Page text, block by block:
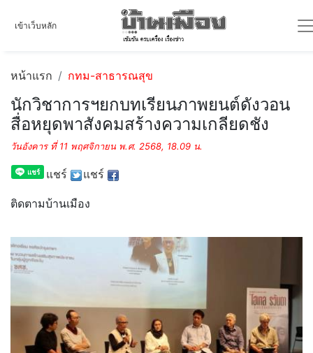
เข้าเว็บหลัก
หน้าแรก กทม-สาธารณสุข
นักวิชาการฯยกบทเรียนภาพยนต์ดังวอน
สื่อหยุดพาสังคมสร้างความเกลียดชัง
วันอังคาร ที่ 11 พฤศจิกายน พ.ศ. 2568, 18.09 น.
แชร์ แชร์
ติดตามบ้านเมือง